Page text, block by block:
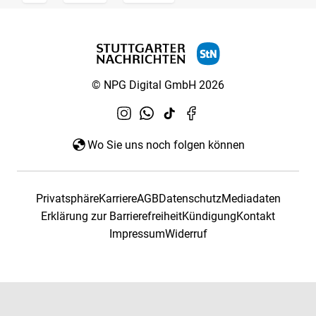
© NPG Digital GmbH 2026
Wo Sie uns noch folgen können
PrivatsphäreKarriereAGBDatenschutzMediadaten
Erklärung zur BarrierefreiheitKündigungKontakt
ImpressumWiderruf